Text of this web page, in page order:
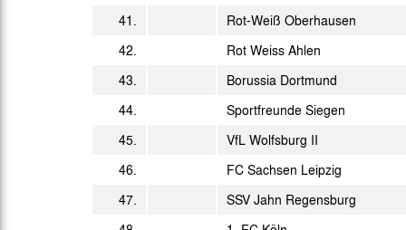
41. Rot-Weiß Oberhausen
42. Rot Weiss Ahlen
43. Borussia Dortmund
44. Sportfreunde Siegen
45. VfL Wolfsburg II
46. FC Sachsen Leipzig
47. SSV Jahn Regensburg